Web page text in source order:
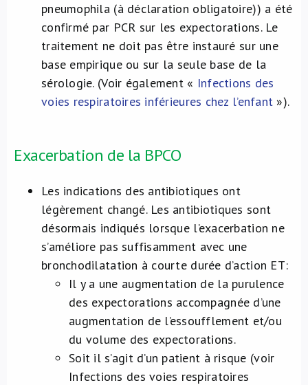
pneumophila (à déclaration obligatoire)) a été
confirmé par PCR sur les expectorations. Le
traitement ne doit pas être instauré sur une
base empirique ou sur la seule base de la
sérologie. (Voir également « Infections des
voies respiratoires inférieures chez l’enfant »).
Exacerbation de la BPCO
Les indications des antibiotiques ont
légèrement changé. Les antibiotiques sont
désormais indiqués lorsque l’exacerbation ne
s’améliore pas suffisamment avec une
bronchodilatation à courte durée d’action ET:
Il y a une augmentation de la purulence
des expectorations accompagnée d’une
augmentation de l’essoufflement et/ou
du volume des expectorations.
Soit il s’agit d’un patient à risque (voir
Infections des voies respiratoires